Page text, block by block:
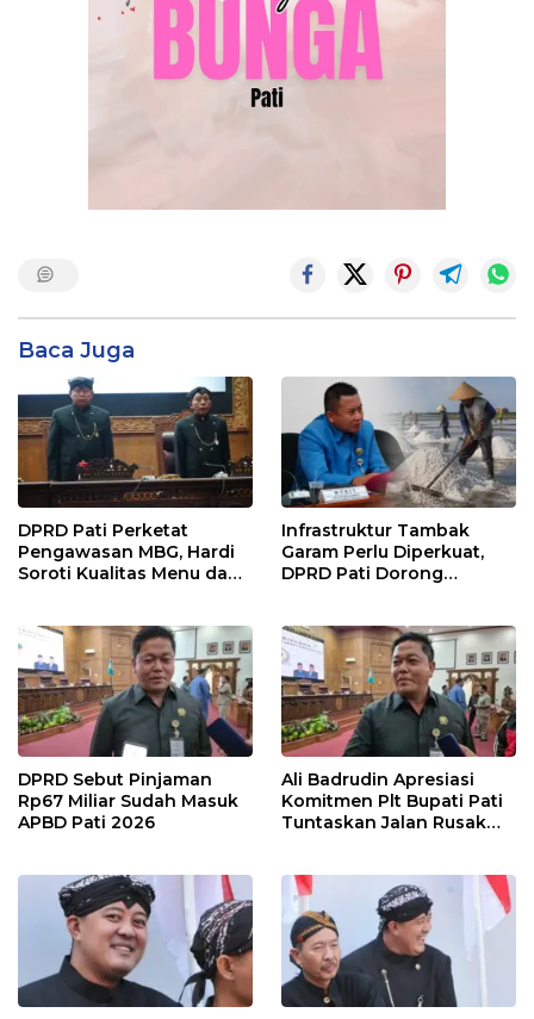
Baca Juga
DPRD Pati Perketat
Pengawasan MBG, Hardi
Soroti Kualitas Menu dan
Infrastruktur Tambak
Garam Perlu Diperkuat,
DPRD Pati Dorong
DPRD Sebut Pinjaman
Rp67 Miliar Sudah Masuk
APBD Pati 2026
Ali Badrudin Apresiasi
Komitmen Plt Bupati Pati
Tuntaskan Jalan Rusak